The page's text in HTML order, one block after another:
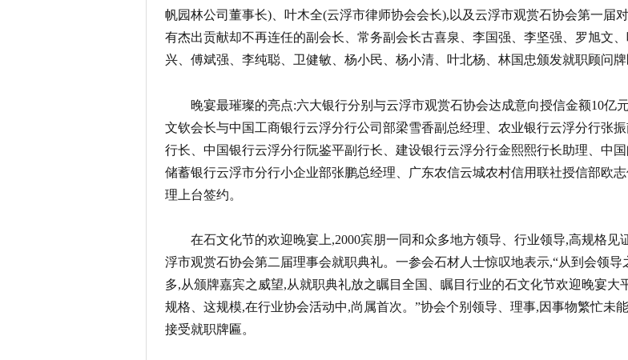
帆园林公司董事长)、叶木全(云浮市律师协会会长),以及云浮市观赏石协会第一届
有杰出贡献却不再连任的副会长、常务副会长古喜泉、李国强、李坚强、罗旭文
兴、傅斌强、李纯聪、卫健敏、杨小民、杨小清、叶北杨、林国忠颁发就职顾问牌
晚宴最璀璨的亮点:六大银行分别与云浮市观赏石协会达成意向授信金额10亿
文钦会长与中国工商银行云浮分行公司部梁雪香副总经理、农业银行云浮分行张振
行长、中国银行云浮分行阮鉴平副行长、建设银行云浮分行金熙熙行长助理、中
储蓄银行云浮市分行小企业部张鹏总经理、广东农信云城农村信用联社授信部欧
理上台签约。
在石文化节的欢迎晚宴上,2000宾朋一同和众多地方领导、行业领导,高规格见
浮市观赏石协会第二届理事会就职典礼。一参会石材人士惊叹地表示,“从到会领导
多,从颁牌嘉宾之威望,从就职典礼放之瞩目全国、瞩目行业的石文化节欢迎晚宴大
规格、这规模,在行业协会活动中,尚属首次。”协会个别领导、理事,因事物繁忙未
接受就职牌匾。